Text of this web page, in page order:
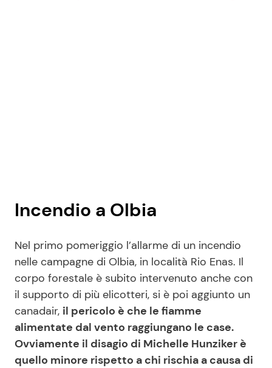
Incendio a Olbia
Nel primo pomeriggio l’allarme di un incendio
nelle campagne di Olbia, in località Rio Enas. Il
corpo forestale è subito intervenuto anche con
il supporto di più elicotteri, si è poi aggiunto un
canadair, il pericolo è che le fiamme
alimentate dal vento raggiungano le case.
Ovviamente il disagio di Michelle Hunziker è
quello minore rispetto a chi rischia a causa di